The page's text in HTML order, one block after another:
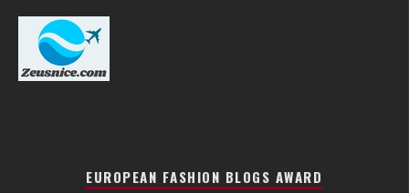
EUROPEAN FASHION BLOGS AWARD